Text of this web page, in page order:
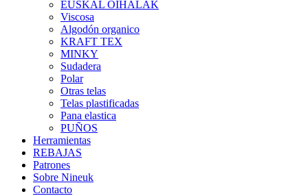
EUSKAL OIHALAK
Viscosa
Algodón organico
KRAFT TEX
MINKY
Sudadera
Polar
Otras telas
Telas plastificadas
Pana elastica
PUÑOS
Herramientas
REBAJAS
Patrones
Sobre Nineuk
Contacto